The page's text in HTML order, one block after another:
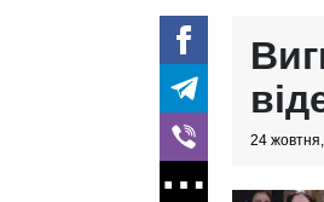
24